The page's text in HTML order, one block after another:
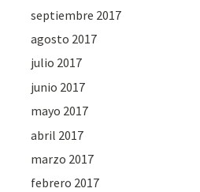
septiembre 2017
agosto 2017
julio 2017
junio 2017
mayo 2017
abril 2017
marzo 2017
febrero 2017